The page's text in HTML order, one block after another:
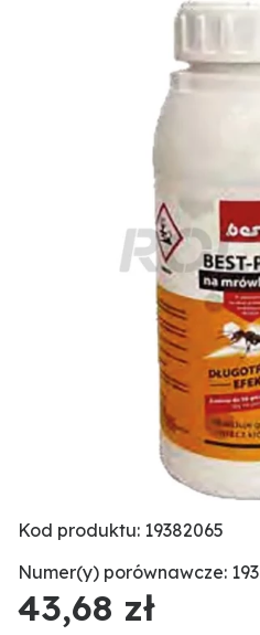
Kod produktu: 19382065
Numer(y) porównawcze:
43,68 zł